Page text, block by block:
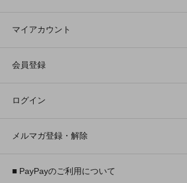
マイアカウント
会員登録
ログイン
メルマガ登録・解除
■ PayPayのご利用について